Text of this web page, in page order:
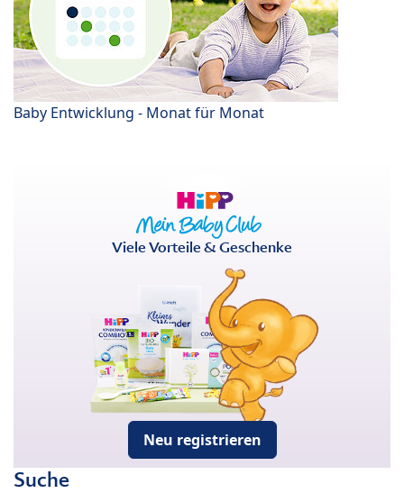
Baby Entwicklung - Monat für Monat
Viele Vorteile & Geschenke
Neu registrieren
Suche